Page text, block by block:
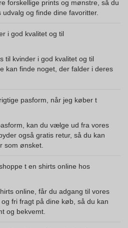
forskellige prints og mønstre, så du
og finde dine favoritter.
i god kvalitet og til
til kvinder i god kvalitet og til
kan finde noget, der falder i deres
pasform, når jeg køber t
kan du vælge ud fra vores
også gratis retur, så du kan
som ønsket.
t en shirts online hos
online, får du adgang til vores
fri fragt på dine køb, så du kan
og bekvemt.